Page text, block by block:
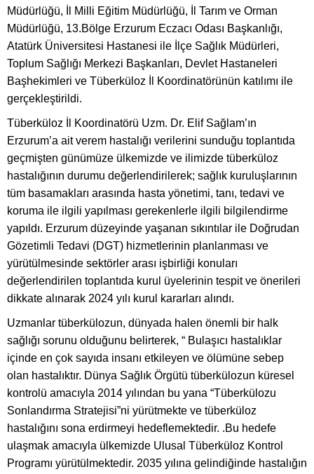
Müdürlüğü, İl Milli Eğitim Müdürlüğü, İl Tarım ve Orman
Müdürlüğü, 13.Bölge Erzurum Eczacı Odası Başkanlığı,
Atatürk Üniversitesi Hastanesi ile İlçe Sağlık Müdürleri,
Toplum Sağlığı Merkezi Başkanları, Devlet Hastaneleri
Başhekimleri ve Tüberküloz İl Koordinatörünün katılımı ile
gerçekleştirildi.
Tüberküloz İl Koordinatörü Uzm. Dr. Elif Sağlam’ın
Erzurum’a ait verem hastalığı verilerini sunduğu toplantıda
geçmişten günümüze ülkemizde ve ilimizde tüberküloz
hastalığının durumu değerlendirilerek; sağlık kuruluşlarının
tüm basamakları arasında hasta yönetimi, tanı, tedavi ve
koruma ile ilgili yapılması gerekenlerle ilgili bilgilendirme
yapıldı. Erzurum düzeyinde yaşanan sıkıntılar ile Doğrudan
Gözetimli Tedavi (DGT) hizmetlerinin planlanması ve
yürütülmesinde sektörler arası işbirliği konuları
değerlendirilen toplantıda kurul üyelerinin tespit ve önerileri
dikkate alınarak 2024 yılı kurul kararları alındı.
Uzmanlar tüberkülozun, dünyada halen önemli bir halk
sağlığı sorunu olduğunu belirterek, “ Bulaşıcı hastalıklar
içinde en çok sayıda insanı etkileyen ve ölümüne sebep
olan hastalıktır. Dünya Sağlık Örgütü tüberkülozun küresel
kontrolü amacıyla 2014 yılından bu yana “Tüberkülozu
Sonlandırma Stratejisi”ni yürütmekte ve tüberküloz
hastalığını sona erdirmeyi hedeflemektedir. .Bu hedefe
ulaşmak amacıyla ülkemizde Ulusal Tüberküloz Kontrol
Programı yürütülmektedir. 2035 yılına gelindiğinde hastalığın